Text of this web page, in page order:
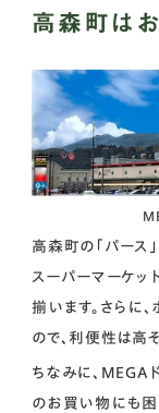
高森町は
高森町の「パース
スーパーマーケッ
揃います。さらに
ので、利便性は高そ
ちなみに、MEGA
のお買い物にも困